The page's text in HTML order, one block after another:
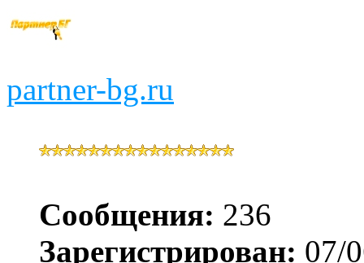
partner-bg.ru
Сообщения: 236
Зарегистрирован: 07/